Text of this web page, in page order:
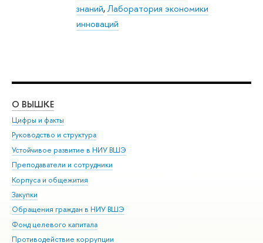
знаний,Лаборатория экономики
инноваций
О ВЫШКЕ
Цифры и факты
Руководство и структура
Устойчивое развитие в НИУ ВШЭ
Преподаватели и сотрудники
Корпуса и общежития
Закупки
Обращения граждан в НИУ ВШЭ
Фонд целевого капитала
Противодействие коррупции